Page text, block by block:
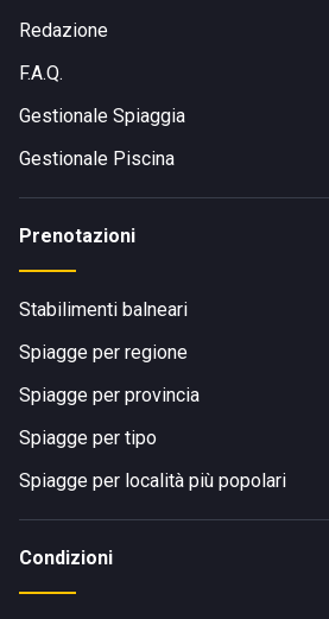
Redazione
F.A.Q.
Gestionale Spiaggia
Gestionale Piscina
Prenotazioni
Stabilimenti balneari
Spiagge per regione
Spiagge per provincia
Spiagge per tipo
Spiagge per località più popolari
Condizioni